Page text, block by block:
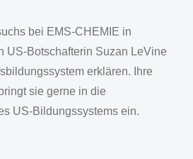
bei EMS-CHEMIE in
US-Botschafterin Suzan LeVine
erklären. Ihre
sie gerne in die
US-Bildungssystems ein.